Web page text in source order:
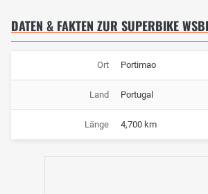
Ort Portimao
Land Portugal
Länge 4,700 km